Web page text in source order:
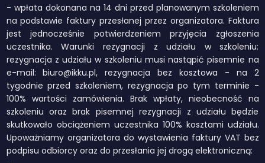
- wpłata dokonana na 14 dni przed planowanym szkoleniem
na podstawie faktury przesłanej przez organizatora. Faktura
jest jednocześnie potwierdzeniem przyjęcia zgłoszenia
uczestnika. Warunki rezygnacji z udziału w szkoleniu:
rezygnacja z udziału w szkoleniu musi nastąpić pisemnie na
e-mail: biuro@ikku.pl, rezygnacja bez kosztowa - na 2
tygodnie przed szkoleniem, rezygnacja po tym terminie -
100% wartości zamówienia. Brak wpłaty, nieobecność na
szkoleniu oraz brak pisemnej rezygnacji z udziału będzie
skutkowało obciążeniem uczestnika 100% kosztami udziału.
Upoważniamy organizatora do wystawienia faktury VAT bez
podpisu odbiorcy oraz do przesłania jej drogą elektroniczną: